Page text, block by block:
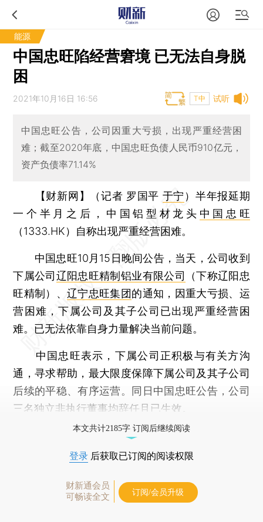
能源
中国忠旺陷经营窘境 已无法自身脱
困
试听
2021年10月16日 16:56 T中
中国忠旺公告，公司因重大亏损，出现严重经营困
难；截至2020年底，中国忠旺负债人民币910亿元，
资产负债率71.14%
【财新网】（记者 罗国平 于宁 ） 半年报延期
一个半月之后，中国铝型材龙头 中国忠旺
（1333.HK）自称出现严重经营困难。
中国忠旺10月15日晚间公告，当天，公司收到
下属公司 辽阳忠旺精制铝业有限公司
（下称辽阳忠
旺精制）、辽宁忠旺集团的通知，因重大亏损、运
营困难，下属公司及其子公司已出现严重经营困
难。已无法依靠自身力量解决当前问题。
中国忠旺表示，下属公司正积极与有关方沟
通，寻求帮助，最大限度保障下属公司及其子公司
后续的平稳、有序运营。同日中国忠旺公告，公司
三名独立非执行董事均辞任且已生效。
本文共计2185字 订阅后继续阅读
登录 后获取已订阅的阅读权限
财新通会员
可畅读全文
订阅/会员升级